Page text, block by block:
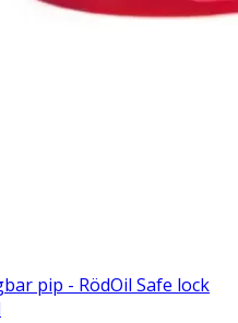
pip - RödOil Safe lock